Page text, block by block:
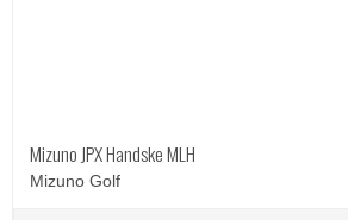
Mizuno JPX Handske MLH
Mizuno Golf